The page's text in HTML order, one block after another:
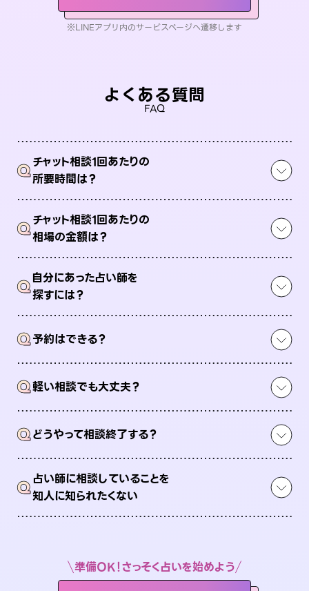
※LINEアプリ内のサービスページへ遷移します
よくある質問
FAQ
Qチャット相談1回あたりの
所要時間は？
Qチャット相談1回あたりの
相場の金額は？
Q自分にあった占い師を
探すには？
Q予約はできる？
Q軽い相談でも大丈夫？
Qどうやって相談終了する？
Q占い師に相談していることを
知人に知られたくない
準備OK！さっそく占いを始めよう